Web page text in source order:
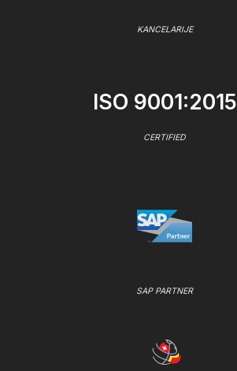
KANCELARIJE
ISO 9001:2015
CERTIFIED
SAP PARTNER